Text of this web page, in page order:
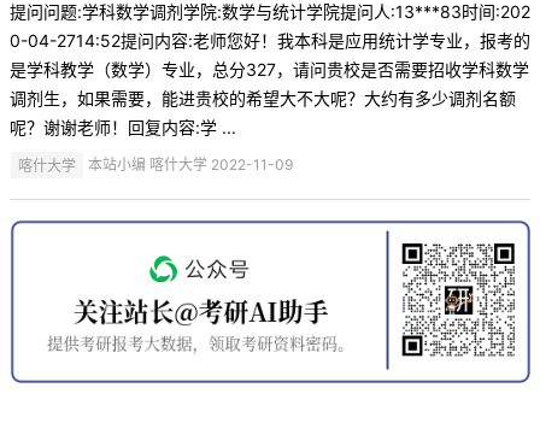
提问问题:学科数学调剂学院:数学与统计学院提问人:13***83时间:202
0-04-2714:52提问内容:老师您好！我本科是应用统计学专业，报考的
是学科教学（数学）专业，总分327，请问贵校是否需要招收学科数学
调剂生，如果需要，能进贵校的希望大不大呢？大约有多少调剂名额
呢？谢谢老师！回复内容:学 ...
喀什大学 本站小编 喀什大学 2022-11-09